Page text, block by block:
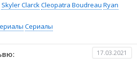
Skyler ClarckCleopatra Boudreau Ryan
Сериалы
17.03.2021